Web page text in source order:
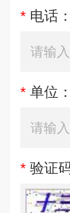
* 电话：
* 单位：
* 验证